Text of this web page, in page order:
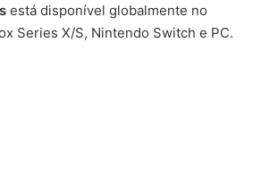
está disponível globalmente no
Series X/S, Nintendo Switch e PC.